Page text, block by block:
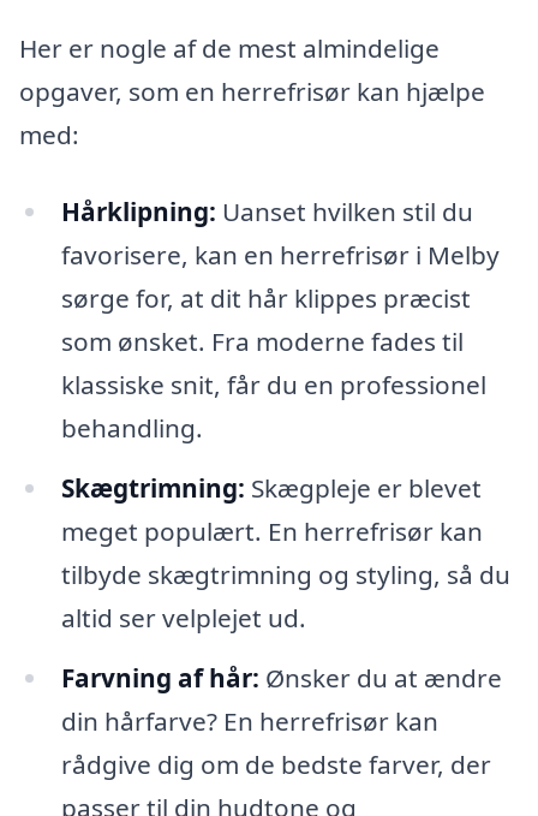
Her er nogle af de mest almindelige
opgaver, som en herrefrisør kan hjælpe
med:
Hårklipning: Uanset hvilken stil du
favorisere, kan en herrefrisør i Melby
sørge for, at dit hår klippes præcist
som ønsket. Fra moderne fades til
klassiske snit, får du en professionel
behandling.
Skægtrimning: Skægpleje er blevet
meget populært. En herrefrisør kan
tilbyde skægtrimning og styling, så du
altid ser velplejet ud.
Farvning af hår: Ønsker du at ændre
din hårfarve? En herrefrisør kan
rådgive dig om de bedste farver, der
passer til din hudtone og